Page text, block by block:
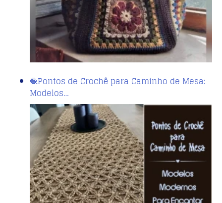
🧶Pontos de Crochê para Caminho de Mesa:
Modelos…